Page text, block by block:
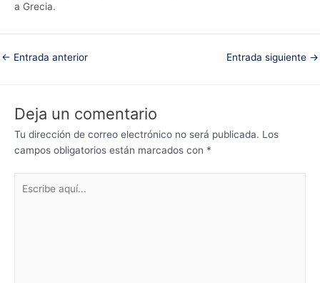
a Grecia.
← Entrada anterior Entrada siguiente →
Deja un comentario
Tu dirección de correo electrónico no será publicada. Los
campos obligatorios están marcados con *
aquí...